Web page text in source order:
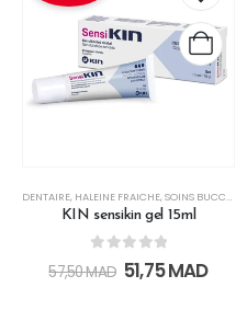
DENTAIRE, HALEINE FRAICHE,SOINS BUCCO-DENTAIRES
KIN sensikin gel 15ml
out of 5
57,50MAD 51,75MAD